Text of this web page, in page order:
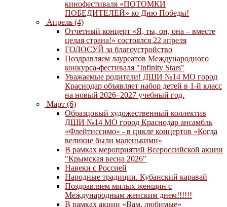
кинофестиваля «ПОТОМКИ
ПОБЕДИТЕЛЕЙ» ко Дню Победы!
Апрель (4)
Отчетный концерт «Я, ты, он, она – вместе
целая страна!» состоялся 22 апреля
ГОЛОСУЙ за благоустройство
Поздравляем лауреатов Международного
конкурса-фестиваля "Infinity Stars"
Уважаемые родители! ДШИ №14 МО город
Краснодар объявляет набор детей в 1-й класс
на новый 2026–2027 учебный год.
Март (6)
Образцовый художественный коллектив
ДШИ №14 МО город Краснодар ансамбль
«Флейтиссимо» - в цикле концертов «Когда
великие были маленькими»
В рамках мероприятий Всероссийской акции
"Крымская весна 2026"
Навеки с Россией
Народные традиции. Кубанский каравай
Поздравляем милых женщин с
Международным женским днем!!!!!!
В рамках акции «Вам, любимые»